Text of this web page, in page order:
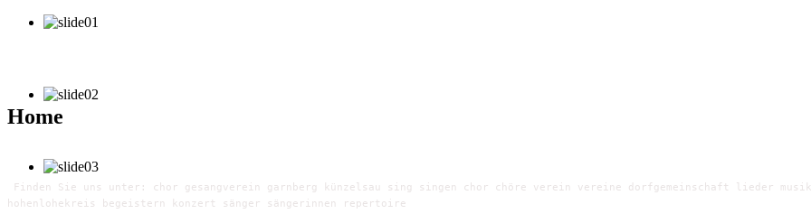
Home
Finden Sie uns unter: chor gesangverein garnberg künzelsau sing singen chor chöre verein vereine dorfgemeinschaft lieder
hohenlohekreis begeistern konzert sänger sängerinnen repertoire